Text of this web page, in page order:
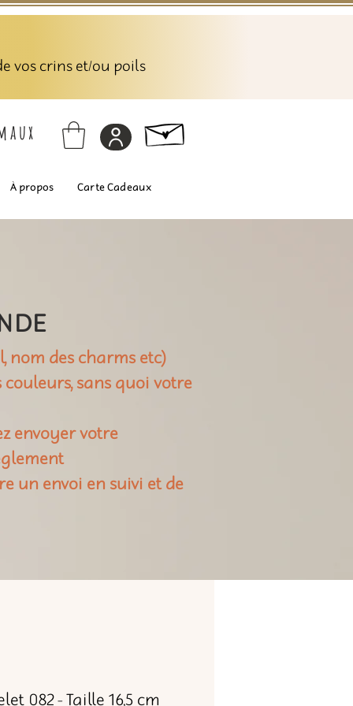
vos crins et/ou poils
À propos Carte Cadeaux
nom des charms etc)
sans quoi votre
envoyer votre
un envoi en suivi et de
082 - Taille 16,5 cm